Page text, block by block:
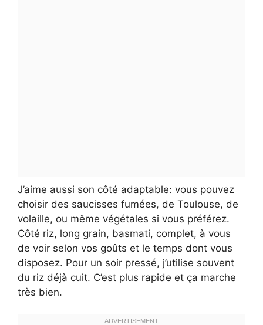
J’aime aussi son côté adaptable: vous pouvez
choisir des saucisses fumées, de Toulouse, de
volaille, ou même végétales si vous préférez.
Côté riz, long grain, basmati, complet, à vous
de voir selon vos goûts et le temps dont vous
disposez. Pour un soir pressé, j’utilise souvent
du riz déjà cuit. C’est plus rapide et ça marche
très bien.